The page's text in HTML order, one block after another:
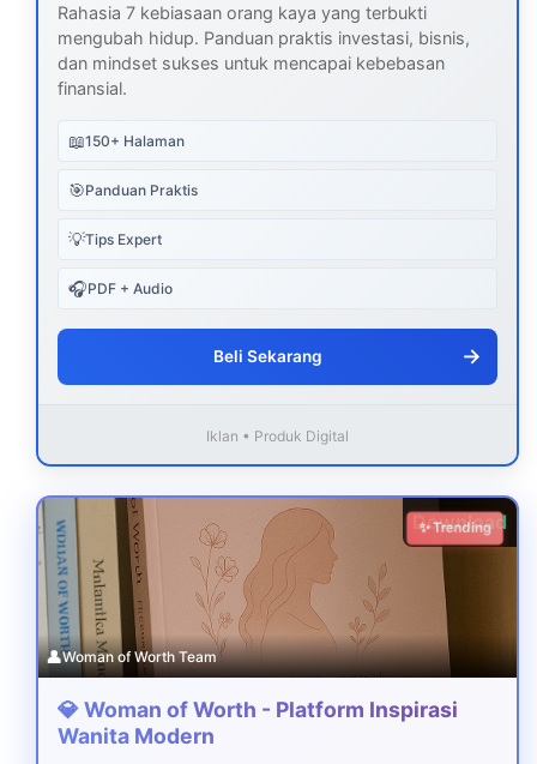
Rahasia 7 kebiasaan orang kaya yang terbukti
mengubah hidup. Panduan praktis investasi, bisnis,
dan mindset sukses untuk mencapai kebebasan
finansial.
📖150+ Halaman
🎯Panduan Praktis
💡Tips Expert
🎧PDF + Audio
Beli Sekarang →
Iklan • Produk Digital
Download
✨ Trending
👤Woman of Worth Team
💎 Woman of Worth - Platform Inspirasi
Wanita Modern